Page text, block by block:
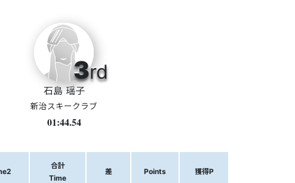
3rd
石島 瑶子
新治スキークラブ
01:44.54
合計
Time
差 Points 獲得P